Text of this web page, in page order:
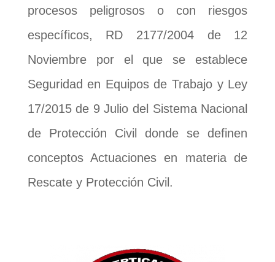
procesos peligrosos o con riesgos
específicos, RD 2177/2004 de 12
Noviembre por el que se establece
Seguridad en Equipos de Trabajo y Ley
17/2015 de 9 Julio del Sistema Nacional
de Protección Civil donde se definen
conceptos Actuaciones en materia de
Rescate y Protección Civil.